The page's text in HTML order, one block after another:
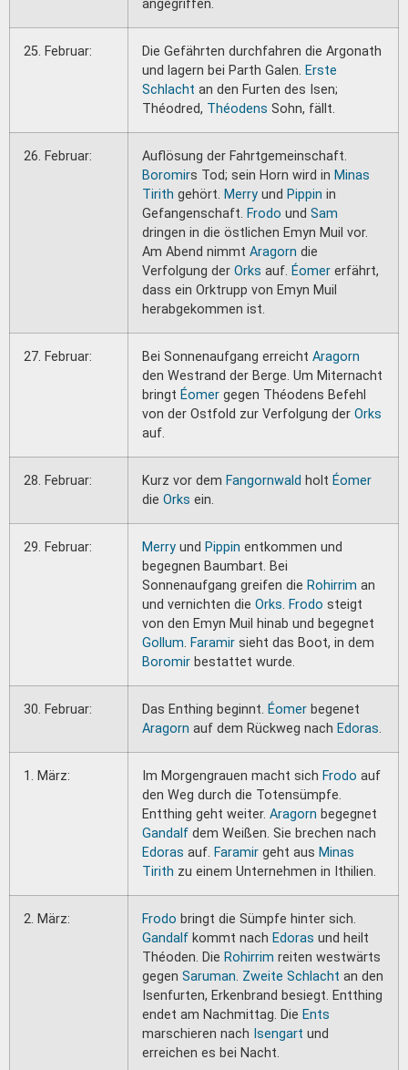
angegriffen.
25. Februar:
Die Gefährten durchfahren die Argonath
und lagern bei Parth Galen. Erste
Schlacht an den Furten des Isen;
Théodred, Théodens Sohn, fällt.
26. Februar:
Auflösung der Fahrtgemeinschaft.
Boromirs Tod; sein Horn wird in Minas
Tirith gehört. Merry und Pippin in
Gefangenschaft. Frodo und Sam
dringen in die östlichen Emyn Muil vor.
Am Abend nimmt Aragorn die
Verfolgung der Orks auf. Éomer erfährt,
dass ein Orktrupp von Emyn Muil
herabgekommen ist.
27. Februar: Bei Sonnenaufgang erreicht Aragorn
den Westrand der Berge. Um Miternacht
bringt Éomer gegen Théodens Befehl
von der Ostfold zur Verfolgung der Orks
auf.
28. Februar: Kurz vor dem Fangornwald holt Éomer
die Orks ein.
29. Februar: Merry und Pippin entkommen und
begegnen Baumbart. Bei
Sonnenaufgang greifen die Rohirrim an
und vernichten die Orks. Frodo steigt
von den Emyn Muil hinab und begegnet
Gollum. Faramir sieht das Boot, in dem
Boromir bestattet wurde.
30. Februar: Das Enthing beginnt. Éomer begenet
Aragorn auf dem Rückweg nach Edoras.
1. März: Im Morgengrauen macht sich Frodo auf
den Weg durch die Totensümpfe.
Entthing geht weiter. Aragorn begegnet
Gandalf dem Weißen. Sie brechen nach
Edoras auf. Faramir geht aus Minas
Tirith zu einem Unternehmen in Ithilien.
2. März: Frodo bringt die Sümpfe hinter sich.
Gandalf kommt nach Edoras und heilt
Théoden. Die Rohirrim reiten westwärts
gegen Saruman. Zweite Schlacht an den
Isenfurten, Erkenbrand besiegt. Entthing
endet am Nachmittag. Die Ents
marschieren nach Isengart und
erreichen es bei Nacht.